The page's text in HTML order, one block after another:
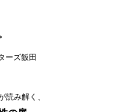
ーズ飯田
読み解く、